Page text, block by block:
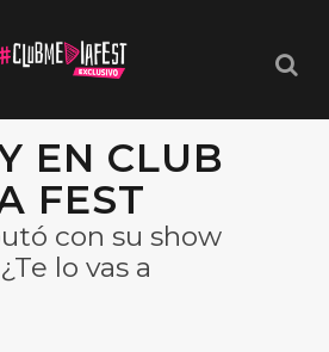
EN CLUB
FEST
con su show
lo vas a